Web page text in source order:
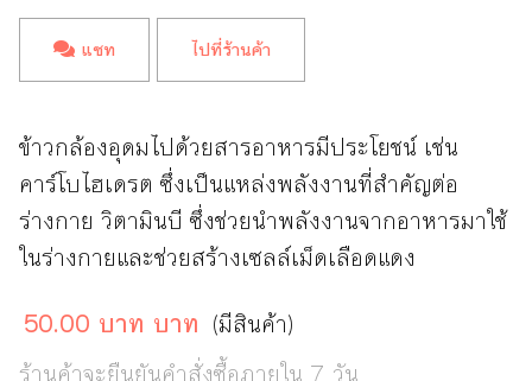
แชท ไปที่ร้านค้า
ข้าวกล้องอุดมไปด้วยสารอาหารมีประโยชน์ เช่น
คาร์โบไฮเดรต ซึ่งเป็นแหล่งพลังงานที่สำคัญต่อ
ร่างกาย วิตามินบี ซึ่งช่วยนำพลังงานจากอาหารมาใช้
ในร่างกายและช่วยสร้างเซลล์เม็ดเลือดแดง
50.00 บาท บาท (มีสินค้า)